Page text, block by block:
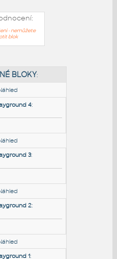
- nemůžete
blok
BLOKY:
- playground 4:
- playground 3